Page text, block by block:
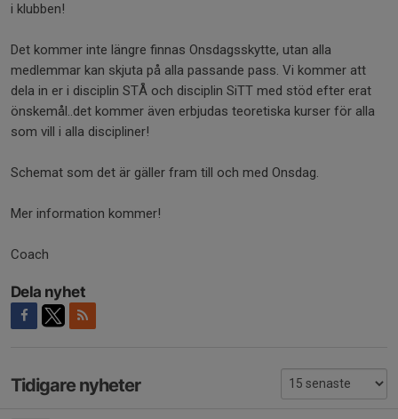
i klubben!
Det kommer inte längre finnas Onsdagsskytte, utan alla
medlemmar kan skjuta på alla passande pass. Vi kommer att
dela in er i disciplin STÅ och disciplin SiTT med stöd efter erat
önskemål..det kommer även erbjudas teoretiska kurser för alla
som vill i alla discipliner!
Schemat som det är gäller fram till och med Onsdag.
Mer information kommer!
Coach
Dela nyhet
Tidigare nyheter